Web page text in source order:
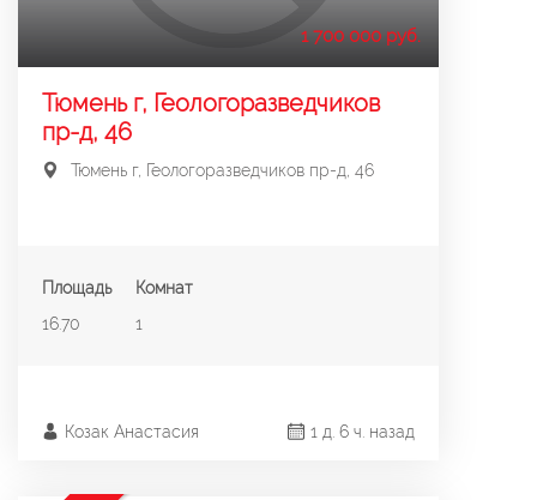
1 700 000 руб.
Тюмень г, Геологоразведчиков
пр-д, 46
Тюмень г, Геологоразведчиков пр-д, 46
Площадь
16.70
Комнат
1
1 д. 6 ч. назад
Козак Анастасия